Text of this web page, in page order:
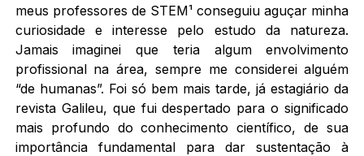
meus professores de STEM¹ conseguiu aguçar minha
curiosidade e interesse pelo estudo da natureza.
Jamais imaginei que teria algum envolvimento
profissional na área, sempre me considerei alguém
“de humanas”. Foi só bem mais tarde, já estagiário da
revista Galileu, que fui despertado para o significado
mais profundo do conhecimento científico, de sua
importância fundamental para dar sustentação à